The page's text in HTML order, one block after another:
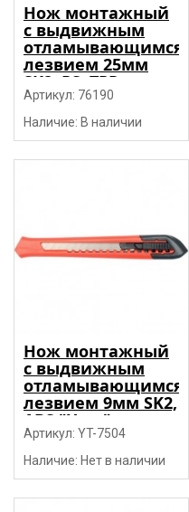
Нож монтажный
с выдвижным
отламывающимся
лезвием 25мм
SK2, PS+TPR,
винтовой
фиксатор "H-D"
Артикул: 76190
Наличие: В наличии
Нож монтажный
с выдвижным
отламывающимся
лезвием 9мм SK2,
ABS "Yato"
Артикул: YT-7504
Наличие: Нет в наличии